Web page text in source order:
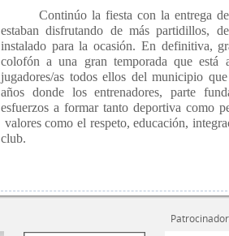
Continúo la fiesta con la entrega
estaban disfrutando de más partidillos,
instalado para la ocasión. En definitiva,
colofón a una gran temporada que
jugadores/as todos ellos del municipio
años donde los entrenadores, parte
esfuerzos a formar tanto deportiva como
valores como el respeto, educación,
club.